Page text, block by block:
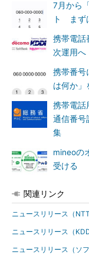
7月から
ト まず
携帯電
次運用へ
携帯番号
は何か」
携帯電
通信番
集
mineoの
受ける
関連リンク
ニュースリリース（NTT
ニュースリリース（
ニュースリリース（ソフ